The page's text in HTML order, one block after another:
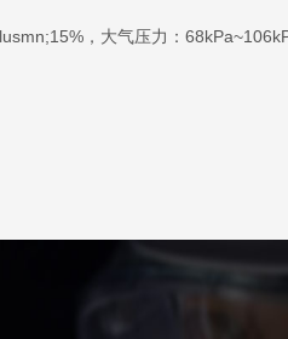
，大气压力：